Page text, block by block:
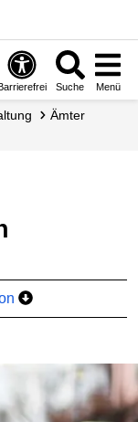
Suche Menü
Ämter